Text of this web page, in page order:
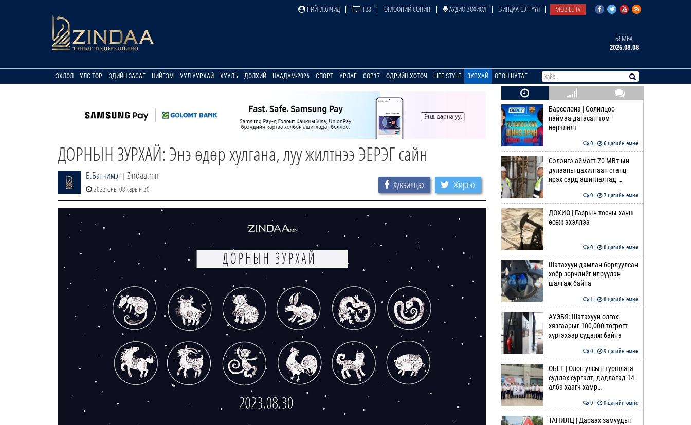
НИЙТЛЭЛЧИД ТВ8 ӨГЛӨӨНИЙ СОНИН АУДИО ЗОХИОЛ ЗИНДАА СЭТГҮҮЛ MOBILE TV
БЯМБА
2026.08.08
ЭХЛЭЛ УЛС ТӨР ЭДИЙН ЗАСАГ НИЙГЭМ УУЛ УУРХАЙ ХУУЛЬ ДЭЛХИЙ НААДАМ-2026 СПОРТ УРЛАГ COP17 ӨДРИЙН ХӨТӨЧ LIFE STYLE ЗУРХАЙ ОРОН НУТАГ
ДОРНЫН ЗУРХАЙ: Энэ өдөр хулгана, луу жилтнээ ЭЕРЭГ сайн
Б.Батчимэг | Zindaa.mn
2023 оны 08 сарын 30 Хуваалцах Жиргэх
Барселона | Солилцоо
наймаа дагасан том
өөрчлөлт
0 | 6 цагийн өмнө
Сэлэнгэ аймагт 70 МВт-ын
дулааны цахилгаан станц
ирэх сард ашиглалтад …
0 | 7 цагийн өмнө
ДОХИО | Газрын тосны ханш
өсөж эхэллээ
0 | 8 цагийн өмнө
Шатахуун дамлан борлуулсан
хоёр зөрчлийг илрүүлэн
шалгаж байна
1 | 8 цагийн өмнө
АҮЭБЯ: Шатахуун олгох
хязгаарыг 100,000 төгрөгт
хүргэхээр судалж байна
0 | 9 цагийн өмнө
ОБЕГ | Олон улсын туршлага
судлах сургалт, дадлагад 14
алба хаагч хамр…
0 | 9 цагийн өмнө
ТАНИЛЦ | Дараах замуудыг